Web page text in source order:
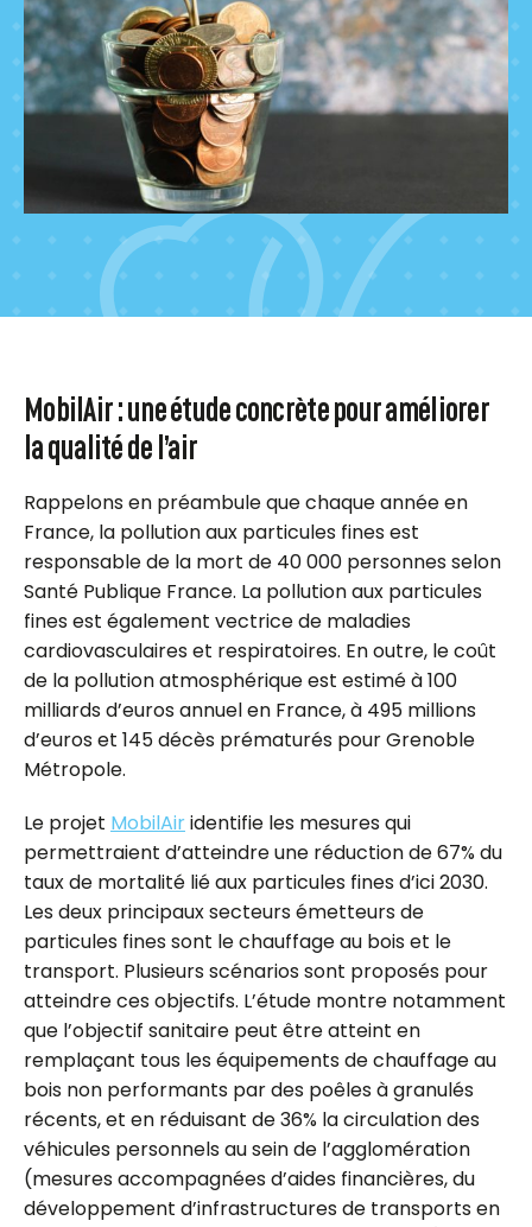
MobilAir : une étude concrète pour améliorer
la qualité de l’air
Rappelons en préambule que chaque année en
France, la pollution aux particules fines est
responsable de la mort de 40 000 personnes selon
Santé Publique France. La pollution aux particules
fines est également vectrice de maladies
cardiovasculaires et respiratoires. En outre, le coût
de la pollution atmosphérique est estimé à 100
milliards d’euros annuel en France, à 495 millions
d’euros et 145 décès prématurés pour Grenoble
Métropole.
Le projet MobilAiridentifie les mesures qui
permettraient d’atteindre une réduction de 67% du
taux de mortalité lié aux particules fines d’ici 2030.
Les deux principaux secteurs émetteurs de
particules fines sont le chauffage au bois et le
transport. Plusieurs scénarios sont proposés pour
atteindre ces objectifs. L’étude montre notamment
que l’objectif sanitaire peut être atteint en
remplaçant tous les équipements de chauffage au
bois non performants par des poêles à granulés
récents, et en réduisant de 36% la circulation des
véhicules personnels au sein de l’agglomération
(mesures accompagnées d’aides financières, du
développement d’infrastructures de transports en